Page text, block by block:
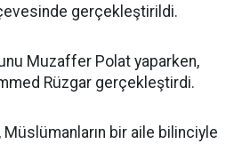
gerçekleştirildi.
Muzaffer Polat yaparken,
Rüzgar gerçekleştirdi.
Müslümanların bir aile bilinciyle